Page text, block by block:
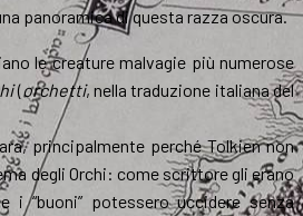
panoramica di questa razza oscura.
le creature malvagie più numerose
(orchetti, nella traduzione italiana del
principalmente perché Tolkien non
degli Orchi: come scrittore gli erano
i “buoni” potessero uccidere senza